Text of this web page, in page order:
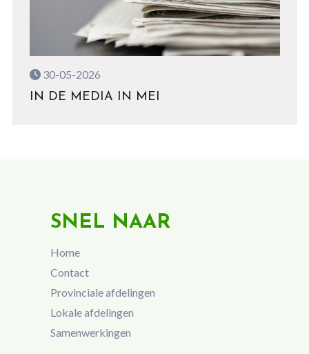
30-05-2026
IN DE MEDIA IN MEI
SNEL NAAR
Home
Contact
Provinciale afdelingen
Lokale afdelingen
Samenwerkingen